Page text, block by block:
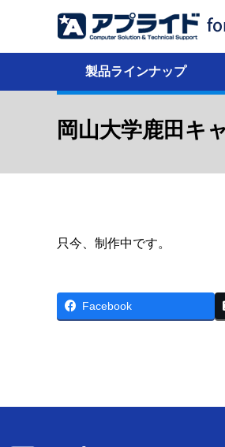
製品ラインナップ
岡山大学鹿田キ
只今、制作中です。
Facebook